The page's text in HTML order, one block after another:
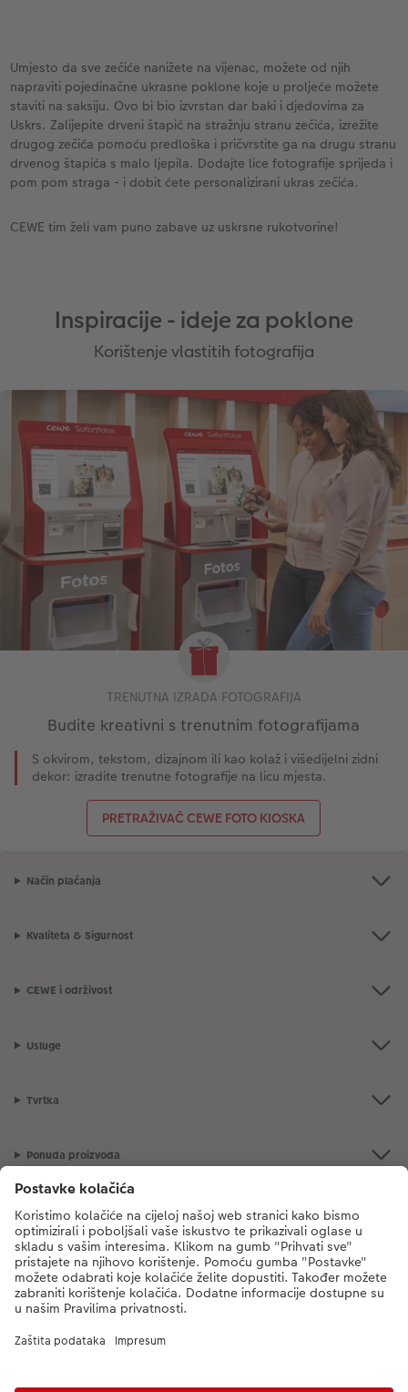
Umjesto da sve zečiće nanižete na vijenac, možete od njih
napraviti pojedinačne ukrasne poklone koje u proljeće možete
staviti na saksiju. Ovo bi bio izvrstan dar baki i djedovima za
Uskrs. Zalijepite drveni štapić na stražnju stranu zečića, izrežite
drugog zečića pomoću predloška i pričvrstite ga na drugu stranu
drvenog štapića s malo ljepila. Dodajte lice fotografije sprijeda i
pom pom straga - i dobit ćete personalizirani ukras zečića.
CEWE tim želi vam puno zabave uz uskrsne rukotvorine!
Inspiracije - ideje za poklone
Korištenje vlastitih fotografija
TRENUTNA IZRADA FOTOGRAFIJA
Budite kreativni s trenutnim fotografijama
S okvirom, tekstom, dizajnom ili kao kolaž i višedijelni zidni
dekor: izradite trenutne fotografije na licu mjesta.
PRETRAŽIVAČ CEWE FOTO KIOSKA
Način plaćanja
Kvaliteta & Sigurnost
CEWE i održivost
Usluge
Tvrtka
Ponuda proizvoda
CEWE Fotosvijet
državnih praznika). Hvala.